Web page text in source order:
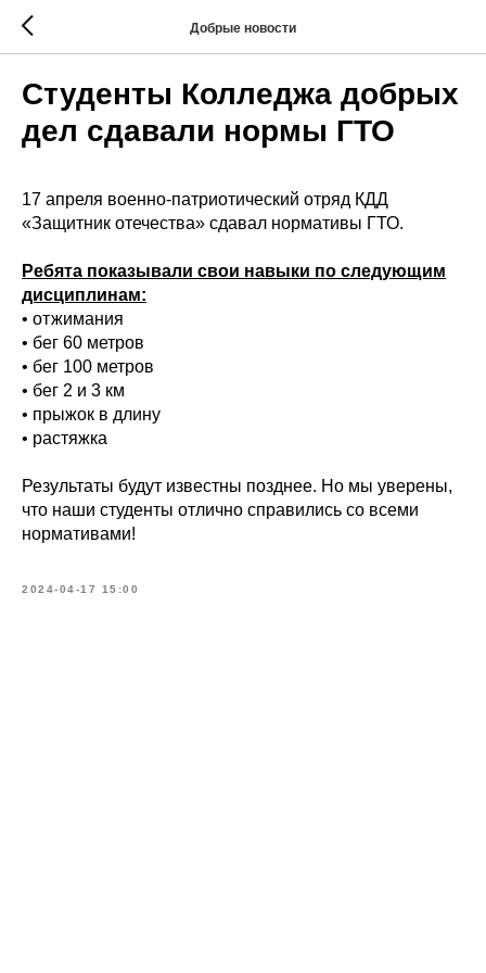
Добрые новости
Студенты Колледжа добрых
дел сдавали нормы ГТО
17 апреля военно-патриотический отряд КДД
«Защитник отечества» сдавал нормативы ГТО.
Ребята показывали свои навыки по следующим
дисциплинам:
• отжимания
• бег 60 метров
• бег 100 метров
• бег 2 и 3 км
• прыжок в длину
• растяжка
Результаты будут известны позднее. Но мы уверены,
что наши студенты отлично справились со всеми
нормативами!
2024-04-17 15:00